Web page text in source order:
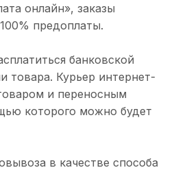
онлайн», заказы
предоплаты.
банковской
товара. Курьер интернет-
и переносным
которого можно будет
в качестве способа